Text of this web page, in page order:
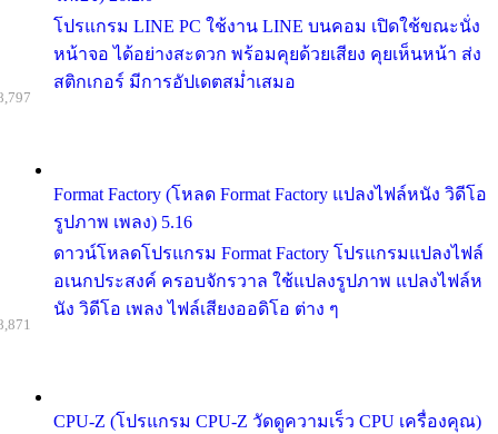
โปรแกรม LINE PC ใช้งาน LINE บนคอม เปิดใช้ขณะนั่ง
หน้าจอ ได้อย่างสะดวก พร้อมคุยด้วยเสียง คุยเห็นหน้า ส่ง
สติกเกอร์ มีการอัปเดตสม่ำเสมอ
Format Factory (โหลด Format Factory แปลงไฟล์หนัง วิดีโอ
รูปภาพ เพลง) 5.16
ดาวน์โหลดโปรแกรม Format Factory โปรแกรมแปลงไฟล์
อเนกประสงค์ ครอบจักรวาล ใช้แปลงรูปภาพ แปลงไฟล์ห
นัง วิดีโอ เพลง ไฟล์เสียงออดิโอ ต่าง ๆ
CPU-Z (โปรแกรม CPU-Z วัดดูความเร็ว CPU เครื่องคุณ)